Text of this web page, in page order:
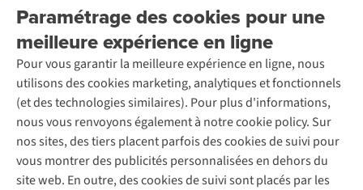
Paramétrage des cookies pour une
meilleure expérience en ligne
Pour vous garantir la meilleure expérience en ligne, nous
utilisons des cookies marketing, analytiques et fonctionnels
(et des technologies similaires). Pour plus d'informations,
nous vous renvoyons également à notre cookie policy. Sur
nos sites, des tiers placent parfois des cookies de suivi pour
vous montrer des publicités personnalisées en dehors du
site web. En outre, des cookies de suivi sont placés par les
Rétractation d'une commande
Entretien & réparations
Garantie
Contactez-nous
À propos d’Ayacucho
Nos magasins
À propos d’A.S.Adventure
Déclaration d'accessibilité
Location / Location sports d’hiver
Entretien de ski
Service de lavage
Entretien de chaussures
Réparation de chaussures
Réparation de vêtements
Retouches
Pour les entreprises
Découvrez
A.S.Magazine
Explore Camp
Gear Check
Expertise & conseils
Abonnez-vous à la newsletter
Suivez-nous